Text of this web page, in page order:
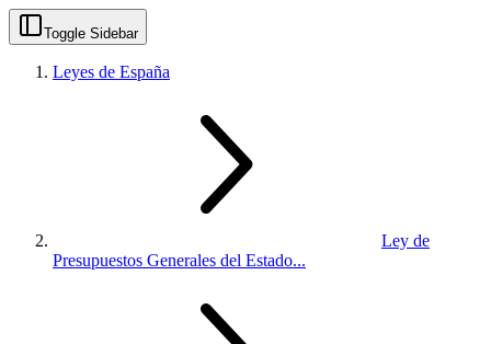
Toggle Sidebar
Leyes de España
Ley de
Presupuestos Generales del Estado...